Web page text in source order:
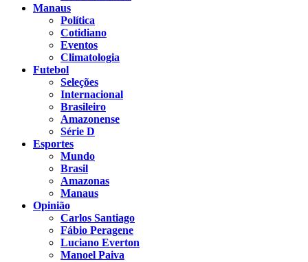
Manaus
Política
Cotidiano
Eventos
Climatologia
Futebol
Seleções
Internacional
Brasileiro
Amazonense
Série D
Esportes
Mundo
Brasil
Amazonas
Manaus
Opinião
Carlos Santiago
Fábio Peragene
Luciano Everton
Manoel Paiva